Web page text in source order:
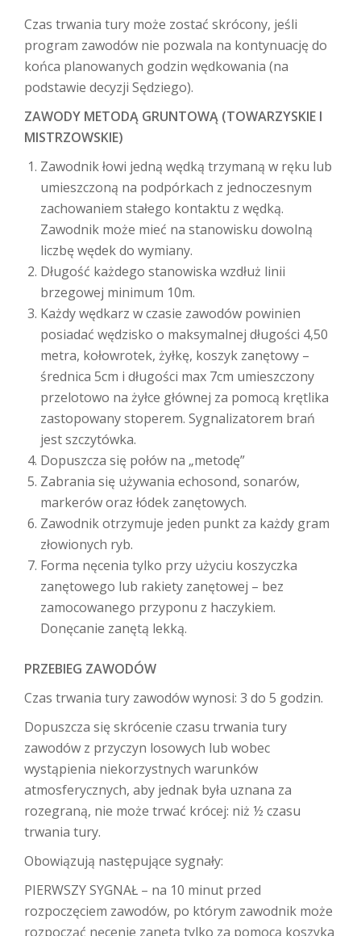
Czas trwania tury może zostać skrócony, jeśli
program zawodów nie pozwala na kontynuację do
końca planowanych godzin wędkowania (na
podstawie decyzji Sędziego).
ZAWODY METODĄ GRUNTOWĄ (TOWARZYSKIE I
MISTRZOWSKIE)
Zawodnik łowi jedną wędką trzymaną w ręku lub
umieszczoną na podpórkach z jednoczesnym
zachowaniem stałego kontaktu z wędką.
Zawodnik może mieć na stanowisku dowolną
liczbę wędek do wymiany.
Długość każdego stanowiska wzdłuż linii
brzegowej minimum 10m.
Każdy wędkarz w czasie zawodów powinien
posiadać wędzisko o maksymalnej długości 4,50
metra, kołowrotek, żyłkę, koszyk zanętowy –
średnica 5cm i długości max 7cm umieszczony
przelotowo na żyłce głównej za pomocą krętlika
zastopowany stoperem. Sygnalizatorem brań
jest szczytówka.
Dopuszcza się połów na „metodę”
Zabrania się używania echosond, sonarów,
markerów oraz łódek zanętowych.
Zawodnik otrzymuje jeden punkt za każdy gram
złowionych ryb.
Forma nęcenia tylko przy użyciu koszyczka
zanętowego lub rakiety zanętowej – bez
zamocowanego przyponu z haczykiem.
Donęcanie zanętą lekką.
PRZEBIEG ZAWODÓW
Czas trwania tury zawodów wynosi: 3 do 5 godzin.
Dopuszcza się skrócenie czasu trwania tury
zawodów z przyczyn losowych lub wobec
wystąpienia niekorzystnych warunków
atmosferycznych, aby jednak była uznana za
rozegraną, nie może trwać krócej: niż ½ czasu
trwania tury.
Obowiązują następujące sygnały:
PIERWSZY SYGNAŁ – na 10 minut przed
rozpoczęciem zawodów, po którym zawodnik może
rozpocząć nęcenie zanętą tylko za pomocą koszyka